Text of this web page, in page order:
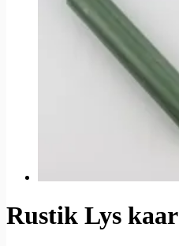
Rustik Lys